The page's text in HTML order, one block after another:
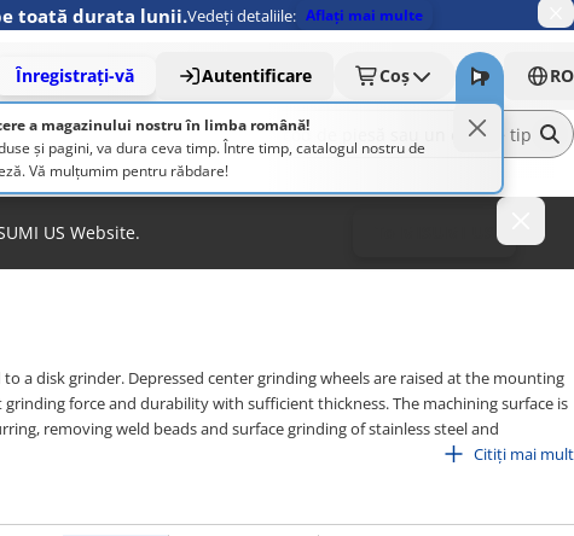
toată durata lunii.Vedeți detaliile: Aflați mai multe
Înregistrați-vă Autentificare Coș
a magazinului nostru în limba română!
și pagini, va dura ceva timp. Între timp, catalogul nostru de
Vă mulțumim pentru răbdare!
RO
US Website.
a disk grinder. Depressed center grinding wheels are raised at the mounting
force and durability with sufficient thickness. The machining surface is
removing weld beads and surface grinding of stainless steel and
so they fit more closely to workpieces when used for surface grinding,
Citiți mai mult